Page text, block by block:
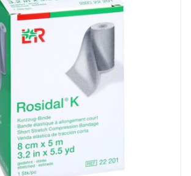
30 mm
Kamertemperatuur (15°C -